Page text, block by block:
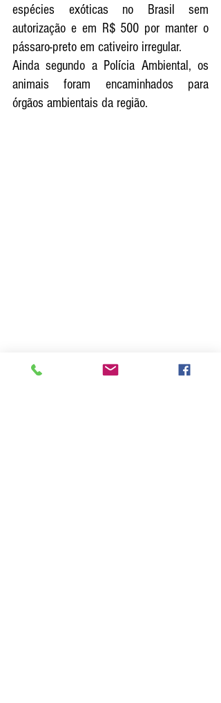
espécies exóticas no Brasil sem
autorização e em R$ 500 por manter o
pássaro-preto em cativeiro irregular.
Ainda segundo a Polícia Ambiental, os
animais foram encaminhados para
órgãos ambientais da região.